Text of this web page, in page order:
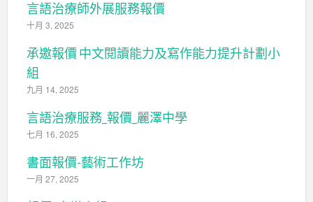
言語治療師外展服務報價
十月 3, 2025
承邀報價 中文閱讀能力及寫作能力提升計劃小
組
九月 14, 2025
言語治療服務_報價_麗澤中學
七月 16, 2025
書面報價-藝術工作坊
一月 27, 2025